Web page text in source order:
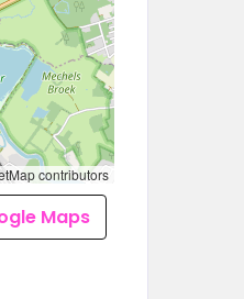
contributors
Maps